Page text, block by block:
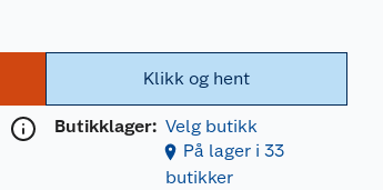
Klikk og hent
Butikklager: Velg butikk
På lager i 33
butikker